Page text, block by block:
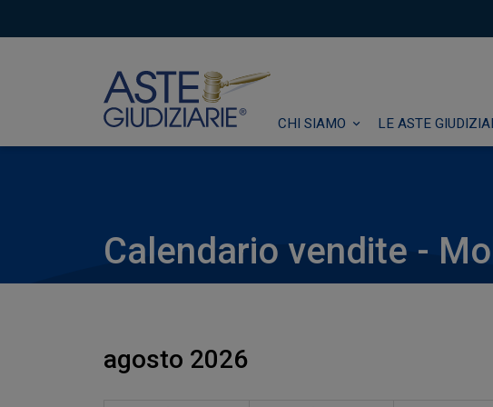
CHI SIAMO LE ASTE
Calendario vendite -
agosto 2026